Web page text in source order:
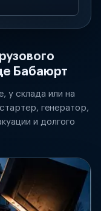
Бабаюрт
у склада или на
генератор,
и долгого